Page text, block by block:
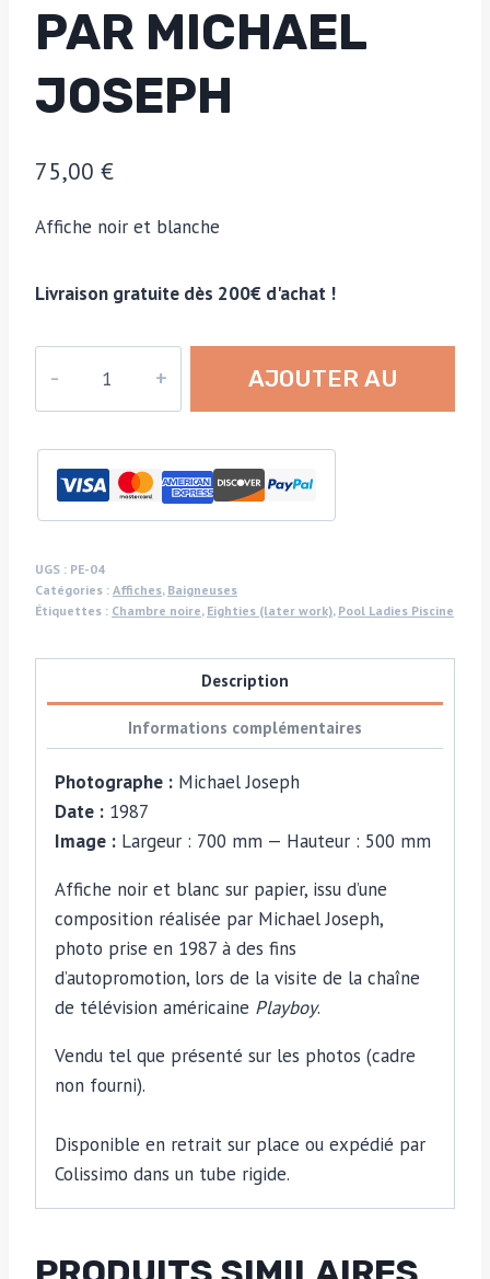
PAR MICHAEL
JOSEPH
75,00 €
Affiche noir et blanche
Livraison gratuite dès 200€ d'achat !
Nageuses
opposées,
affiche
série
"Pool
deux
noir
blanc
par
Joseph
AJOUTER AU
PANIER
UGS : PE-04
Catégories : Affiches, Baigneuses
Étiquettes : Chambre noire, Eighties (later work), Pool Ladies Piscine
Description
Informations complémentaires
Photographe : Michael Joseph
Date : 1987
Image : Largeur : 700 mm — Hauteur : 500 mm
Affiche noir et blanc sur papier, issu d’une
composition réalisée par Michael Joseph,
photo prise en 1987 à des fins
d’autopromotion, lors de la visite de la chaîne
de télévision américaine Playboy.
Vendu tel que présenté sur les photos (cadre
non fourni).
Disponible en retrait sur place ou expédié par
Colissimo dans un tube rigide.